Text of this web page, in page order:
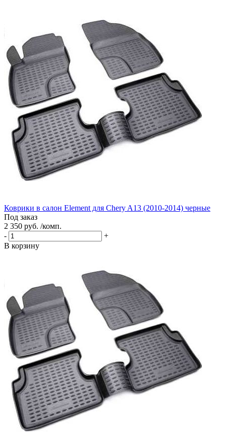
Коврики в салон Element для Chery A13 (2010-2014) черные
Под заказ
2 350 руб. /комп.
-
+
В корзину